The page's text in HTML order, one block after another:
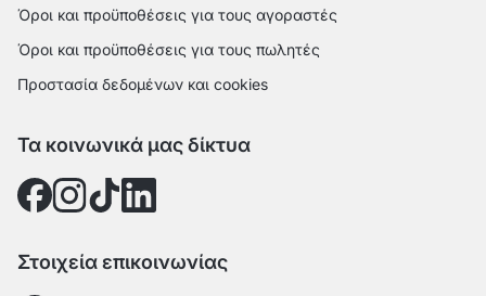
Όροι και προϋποθέσεις για τους αγοραστές
Όροι και προϋποθέσεις για τους πωλητές
Προστασία δεδομένων και cookies
Τα κοινωνικά μας δίκτυα
Στοιχεία επικοινωνίας